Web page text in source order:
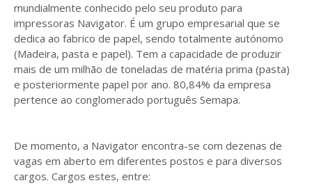
mundialmente conhecido pelo seu produto para
impressoras Navigator. É um grupo empresarial que se
dedica ao fabrico de papel, sendo totalmente autónomo
(Madeira, pasta e papel). Tem a capacidade de produzir
mais de um milhão de toneladas de matéria prima (pasta)
e posteriormente papel por ano. 80,84% da empresa
pertence ao conglomerado português Semapa.
De momento, a Navigator encontra-se com dezenas de
vagas em aberto em diferentes postos e para diversos
cargos. Cargos estes, entre: